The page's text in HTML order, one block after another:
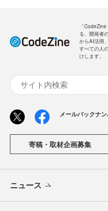
「
る、開発者
からAI活用
すべての人
けします。
メールバックナ
寄稿・取材企画募集
ニュース